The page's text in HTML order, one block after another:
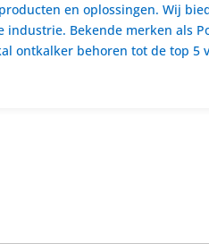
en oplossingen. Wij
Bekende merken als
ontkalker behoren tot de top 5